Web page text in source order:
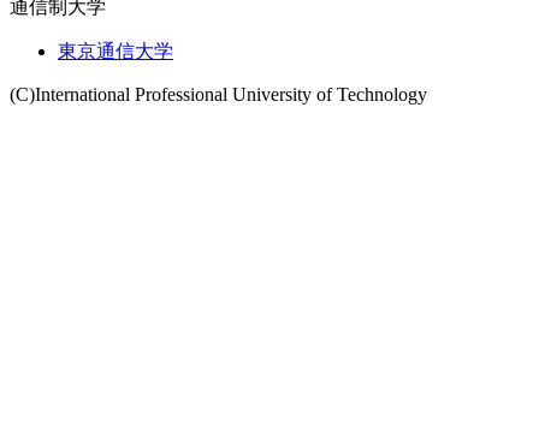
通信制大学
東京通信大学
(C)International Professional University of Technology